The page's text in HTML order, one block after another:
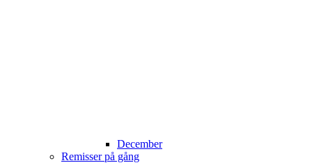
December
Remisser på gång